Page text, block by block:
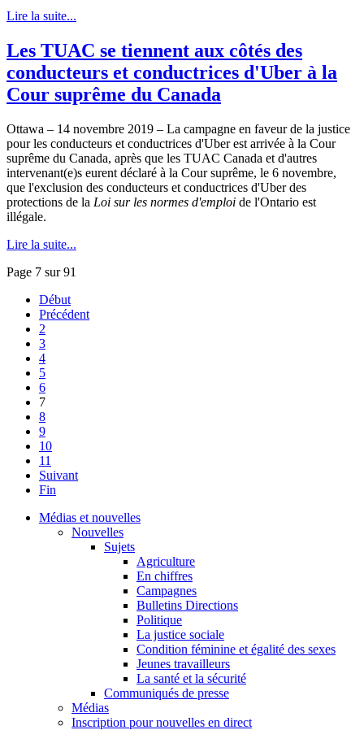
Lire la suite...
Les TUAC se tiennent aux côtés des
conducteurs et conductrices d'Uber à la
Cour suprême du Canada
Ottawa – 14 novembre 2019 – La campagne en faveur de la justice
pour les conducteurs et conductrices d'Uber est arrivée à la Cour
suprême du Canada, après que les TUAC Canada et d'autres
intervenant(e)s eurent déclaré à la Cour suprême, le 6 novembre,
que l'exclusion des conducteurs et conductrices d'Uber des
protections de la Loi sur les normes d'emploi de l'Ontario est
illégale.
Lire la suite...
Page 7 sur 91
Début
Précédent
2
3
4
5
6
7
8
9
10
11
Suivant
Fin
Médias et nouvelles
Nouvelles
Sujets
Agriculture
En chiffres
Campagnes
Bulletins Directions
Politique
La justice sociale
Condition féminine et égalité des sexes
Jeunes travailleurs
La santé et la sécurité
Communiqués de presse
Médias
Inscription pour nouvelles en direct